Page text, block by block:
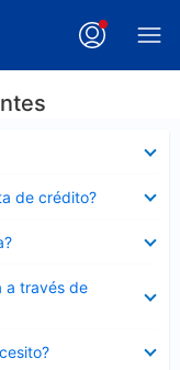
de crédito?
a través de